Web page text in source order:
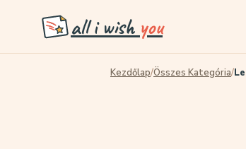
all i wish you
Kezdőlap/Összes Kategória/